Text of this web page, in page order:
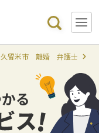
久留米市 離婚 弁護士